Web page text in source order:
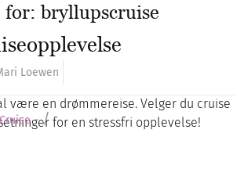
for:bryllupscruise
Loewen
være en drømmereise. Velger du cruise
for en stressfri opplevelse!
Cruise /